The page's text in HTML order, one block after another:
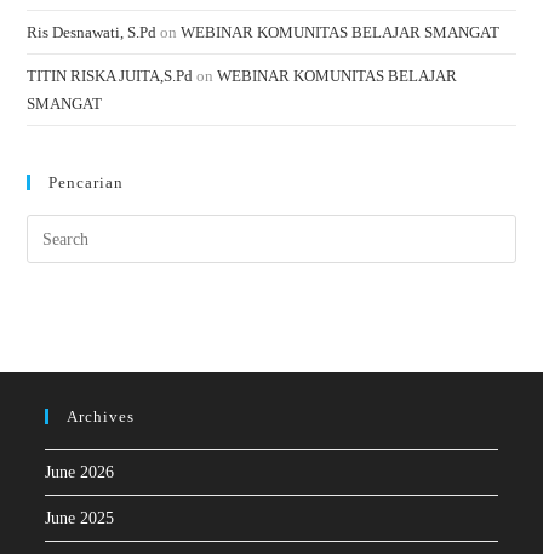
Ris Desnawati, S.Pd onWEBINAR KOMUNITAS BELAJAR SMANGAT
TITIN RISKA JUITA,S.Pd onWEBINAR KOMUNITAS BELAJAR
SMANGAT
Pencarian
Archives
June 2026
June 2025